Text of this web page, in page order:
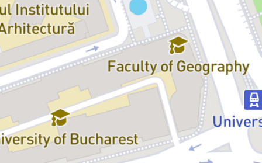
german și al teatrului mondial.
„Opera de trei parale”
este nu doar
un spectacol cu o forță critică enormă, dar și o lucrare ce pune în
evidență teoria brechtiană a „distanțării critice” — spectatorul nu
trebuie doar să trăiască în iluzia teatrului, ci să reflecteze asupra a
ceea ce se întâmplă pe scenă și să își pună întrebări despre
societate și lume.
Celebrele song-uridin cadrul piesei, intercalate în text și cântate de
diverse personaje, sunt un element esențial care amplifică mesajul
de denunțare al corupției și inechității din lumea burgheză.
Detalii eveniment:
Durată:120 de minute (cu pauză)
Teatrul Național „I.L. Caragiale” din București